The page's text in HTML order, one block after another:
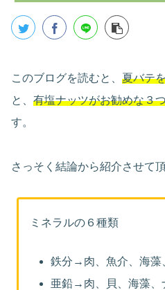
このブログを読むと、 夏バテ
と、 有塩ナッツがお勧めな３
す。
さっそく結論から紹介させて
ミネラルの６種類
鉄分→肉、魚介、海藻
亜鉛→肉、貝、海藻、